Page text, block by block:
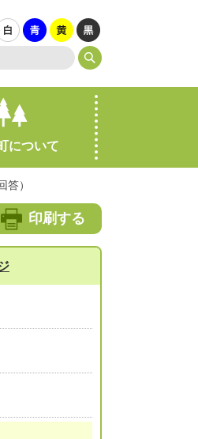
について
）
印刷する